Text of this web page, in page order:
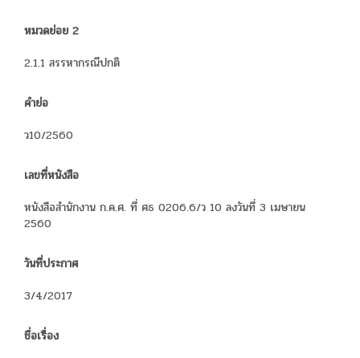
หมวดย่อย 2
2.1.1 สรรหากรณีปกติ
คำย่อ
ว10/2560
เลขที่หนังสือ
หนังสือสำนักงาน ก.ค.ศ. ที่ ศธ 0206.6/ว 10 ลงวันที่ 3 เมษายน
2560
วันที่ประกาศ
3/4/2017
ชื่อเรื่อง